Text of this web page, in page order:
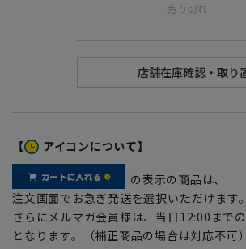
売り切れ
【 アイコンについて】
の表示の商品は、
注文画面でお急ぎ発送を選択いただけます。
さらにメルマガ会員様は、当日12:00まで
となります。（補正商品の場合は対応不可）